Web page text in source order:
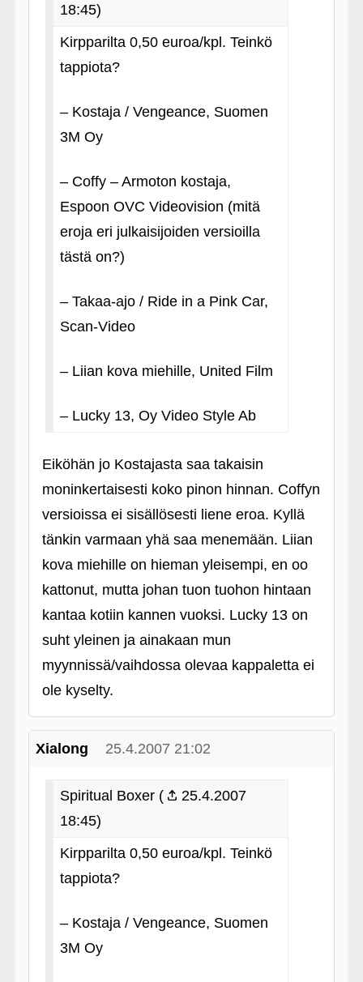
18:45)
Kirpparilta 0,50 euroa/kpl. Teinkö
tappiota?
– Kostaja / Vengeance, Suomen
3M Oy
– Coffy – Armoton kostaja,
Espoon OVC Videovision (mitä
eroja eri julkaisijoiden versioilla
tästä on?)
– Takaa-ajo / Ride in a Pink Car,
Scan-Video
– Liian kova miehille, United Film
– Lucky 13, Oy Video Style Ab
Eiköhän jo Kostajasta saa takaisin
moninkertaisesti koko pinon hinnan. Coffyn
versioissa ei sisällösesti liene eroa. Kyllä
tänkin varmaan yhä saa menemään. Liian
kova miehille on hieman yleisempi, en oo
kattonut, mutta johan tuon tuohon hintaan
kantaa kotiin kannen vuoksi. Lucky 13 on
suht yleinen ja ainakaan mun
myynnissä/vaihdossa olevaa kappaletta ei
ole kyselty.
Xialong 25.4.2007 21:02
Spiritual Boxer (
25.4.2007
18:45)
Kirpparilta 0,50 euroa/kpl. Teinkö
tappiota?
– Kostaja / Vengeance, Suomen
3M Oy